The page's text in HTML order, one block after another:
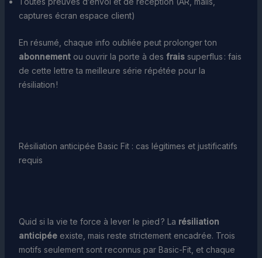
captures écran espace client)
En résumé, chaque info oubliée peut prolonger ton
abonnementou ouvrir la porte à des fraissuperflus : fais
de cette lettre ta meilleure série répétée pour la
résiliation !
Résiliation anticipée Basic Fit : cas légitimes et justificatifs
requis
Quid si la vie te force à lever le pied ? La résiliation
anticipéeexiste, mais reste strictement encadrée. Trois
motifs seulement sont reconnus par Basic-Fit, et chaque